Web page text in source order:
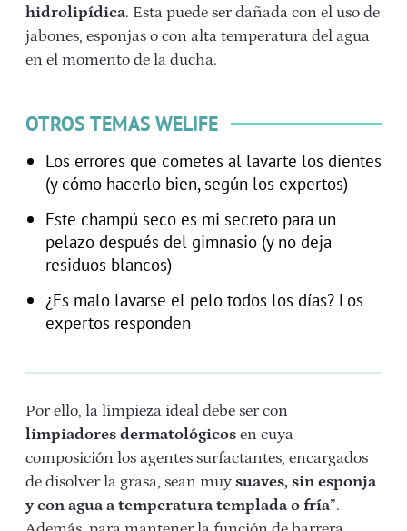
hidrolipídica. Esta puede ser dañada con el uso de
jabones, esponjas o con alta temperatura del agua
en el momento de la ducha.
OTROS TEMAS WELIFE
Los errores que cometes al lavarte los dientes
(y cómo hacerlo bien, según los expertos)
Este champú seco es mi secreto para un
pelazo después del gimnasio (y no deja
residuos blancos)
¿Es malo lavarse el pelo todos los días? Los
expertos responden
Por ello, la limpieza ideal debe ser con
limpiadores dermatológicos en cuya
composición los agentes surfactantes, encargados
de disolver la grasa, sean muy suaves, sin esponja
y con agua a temperatura templada o fría”.